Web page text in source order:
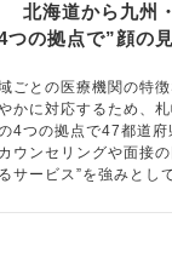
北海道から九州
つの拠点で”顔の
ごとの医療機関の特
かに対応するため、
4つの拠点で47都道府
ウンセリングや面接
サービス”を強みとし